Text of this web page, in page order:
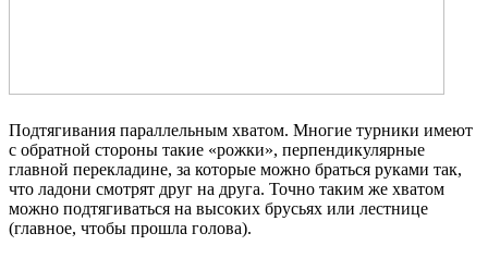
Подтягивания параллельным хватом. Многие турники имеют
с обратной стороны такие «рожки», перпендикулярные
главной перекладине, за которые можно браться руками так,
что ладони смотрят друг на друга. Точно таким же хватом
можно подтягиваться на высоких брусьях или лестнице
(главное, чтобы прошла голова).